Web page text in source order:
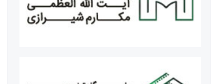
دکتر علی لاریجانی